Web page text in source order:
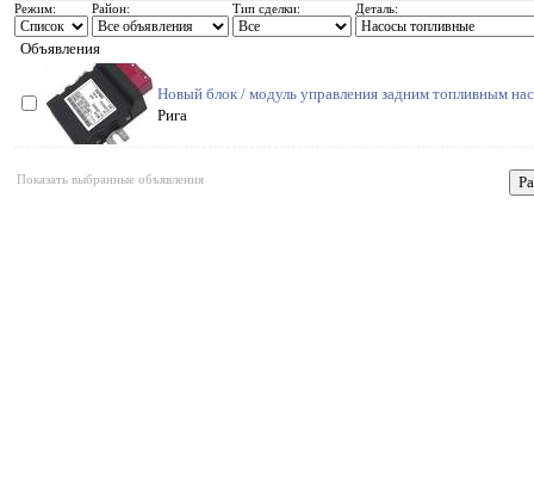
Режим: Район: Тип сделки: Деталь:
Объявления
Новый блок / модуль управления задним топливным
Рига
Показать выбранные объявления